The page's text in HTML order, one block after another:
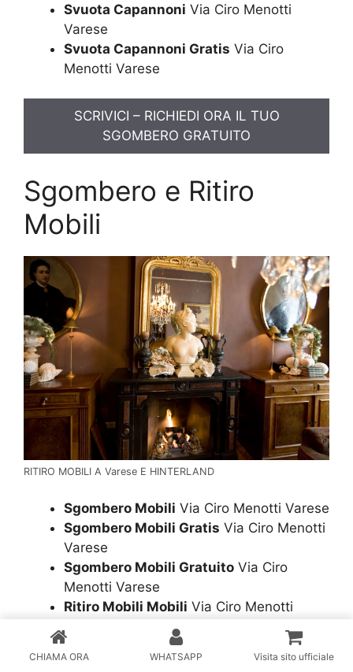
Svuota Capannoni Via Ciro Menotti
Varese
Svuota Capannoni Gratis Via Ciro
Menotti Varese
SCRIVICI – RICHIEDI ORA IL TUO
SGOMBERO GRATUITO
Sgombero e Ritiro
Mobili
RITIRO MOBILI A Varese E HINTERLAND
Sgombero Mobili Via Ciro Menotti Varese
Sgombero Mobili Gratis Via Ciro Menotti
Varese
Sgombero Mobili Gratuito Via Ciro
Menotti Varese
Ritiro Mobili Mobili Via Ciro Menotti
Varese
Ritiro Mobili Mobili Gratis
CHIAMA ORA WHATSAPP Visita sito ufficiale